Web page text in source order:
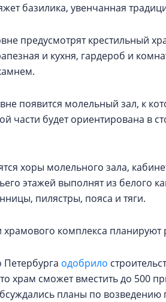
базилика, увенчанная
предусмотрят крестильный
и кухня, гардероб и
появится молельный зал, к
части будет ориентирована в
хоры молельного зала,
этажей выполнят из белого
пилястры, пояса и тяги.
комплекса планируют
Петербурга одобрило
храм сможет вместить до 500
планы по возведению